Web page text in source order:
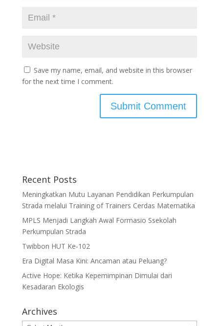
Save my name, email, and website in this browser
for the next time I comment.
Recent Posts
Meningkatkan Mutu Layanan Pendidikan Perkumpulan
Strada melalui Training of Trainers Cerdas Matematika
MPLS Menjadi Langkah Awal Formasio Ssekolah
Perkumpulan Strada
Twibbon HUT Ke-102
Era Digital Masa Kini: Ancaman atau Peluang?
Active Hope: Ketika Kepemimpinan Dimulai dari
Kesadaran Ekologis
Archives